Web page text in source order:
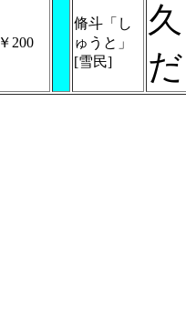
￥200
脩斗「し
ゅうと」
[雪民]